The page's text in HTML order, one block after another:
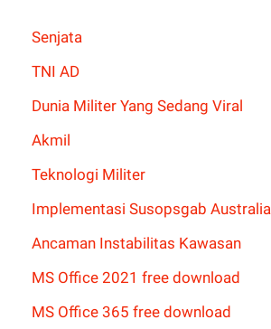
Senjata
TNI AD
Dunia Militer Yang Sedang Viral
Akmil
Teknologi Militer
Implementasi Susopsgab Australia
Ancaman Instabilitas Kawasan
MS Office 2021 free download
MS Office 365 free download